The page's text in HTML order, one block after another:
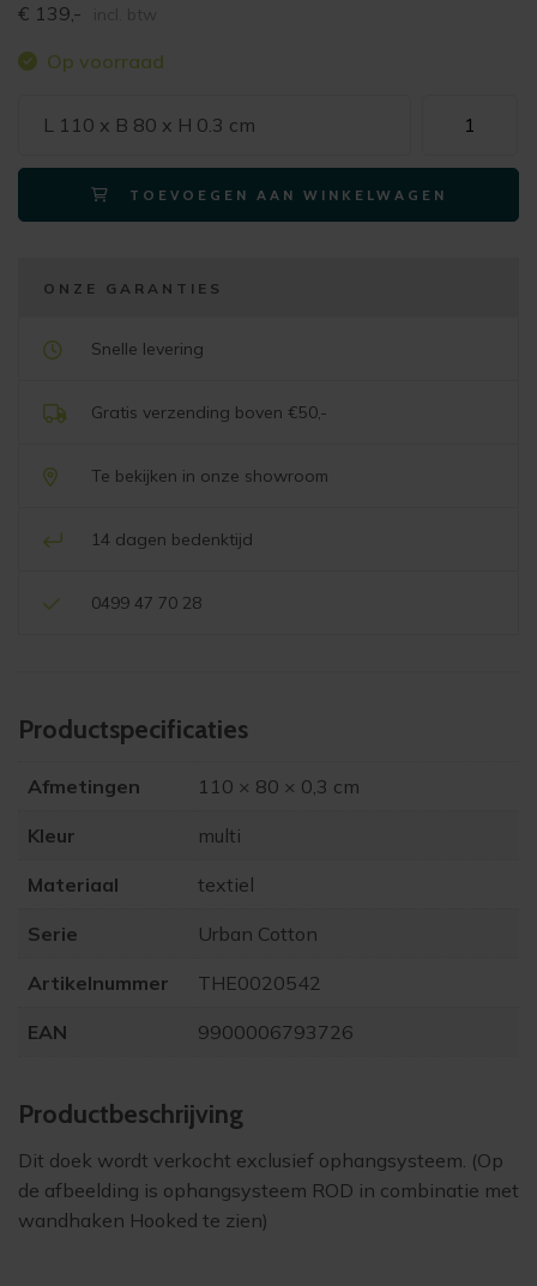
€ 139,-
Op voorraad
L 110 x B 80 x H 0.3 cm
Spirit
of
Freedom
S
TOEVOEGEN AAN WINKELWAGEN
ONZE GARANTIES
Snelle levering
Gratis verzending boven €50,-
Te bekijken in onze showroom
14 dagen bedenktijd
0499 47 70 28
Product­specificaties
Afmetingen 110 × 80 × 0,3 cm
Kleur multi
Materiaal textiel
Serie Urban Cotton
Artikelnummer THE0020542
EAN 9900006793726
Product­beschrijving
Dit doek wordt verkocht exclusief ophangsysteem. (Op
de afbeelding is ophangsysteem ROD in combinatie met
wandhaken Hooked te zien)